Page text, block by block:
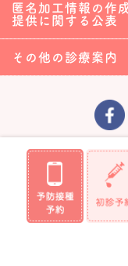
匿名加工情報の作
提供に関する公表
その他の診療案内
Copyright (C)2019